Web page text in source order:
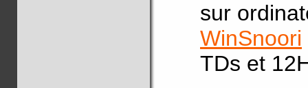
sur
WinSnoori
TDs et